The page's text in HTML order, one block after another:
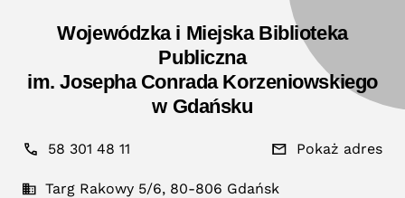
Wojewódzka i Miejska Biblioteka
Publiczna
im. Josepha Conrada Korzeniowskiego
w Gdańsku
58 301 48 11 Pokaż adres
Targ Rakowy 5/6, 80-806 Gdańsk